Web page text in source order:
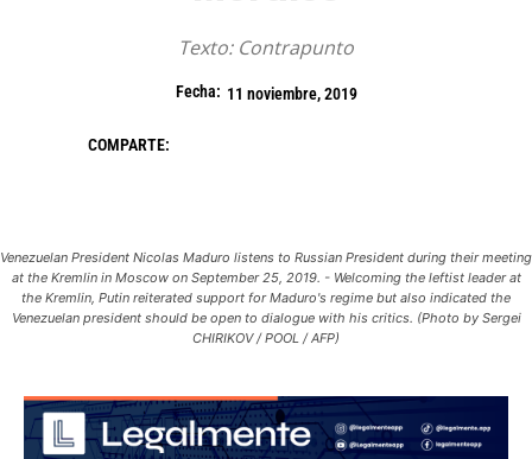
Texto: Contrapunto
Fecha: 11 noviembre, 2019
COMPARTE:
Venezuelan President Nicolas Maduro listens to Russian President during their meeting
at the Kremlin in Moscow on September 25, 2019. - Welcoming the leftist leader at
the Kremlin, Putin reiterated support for Maduro's regime but also indicated the
Venezuelan president should be open to dialogue with his critics. (Photo by Sergei
CHIRIKOV / POOL / AFP)